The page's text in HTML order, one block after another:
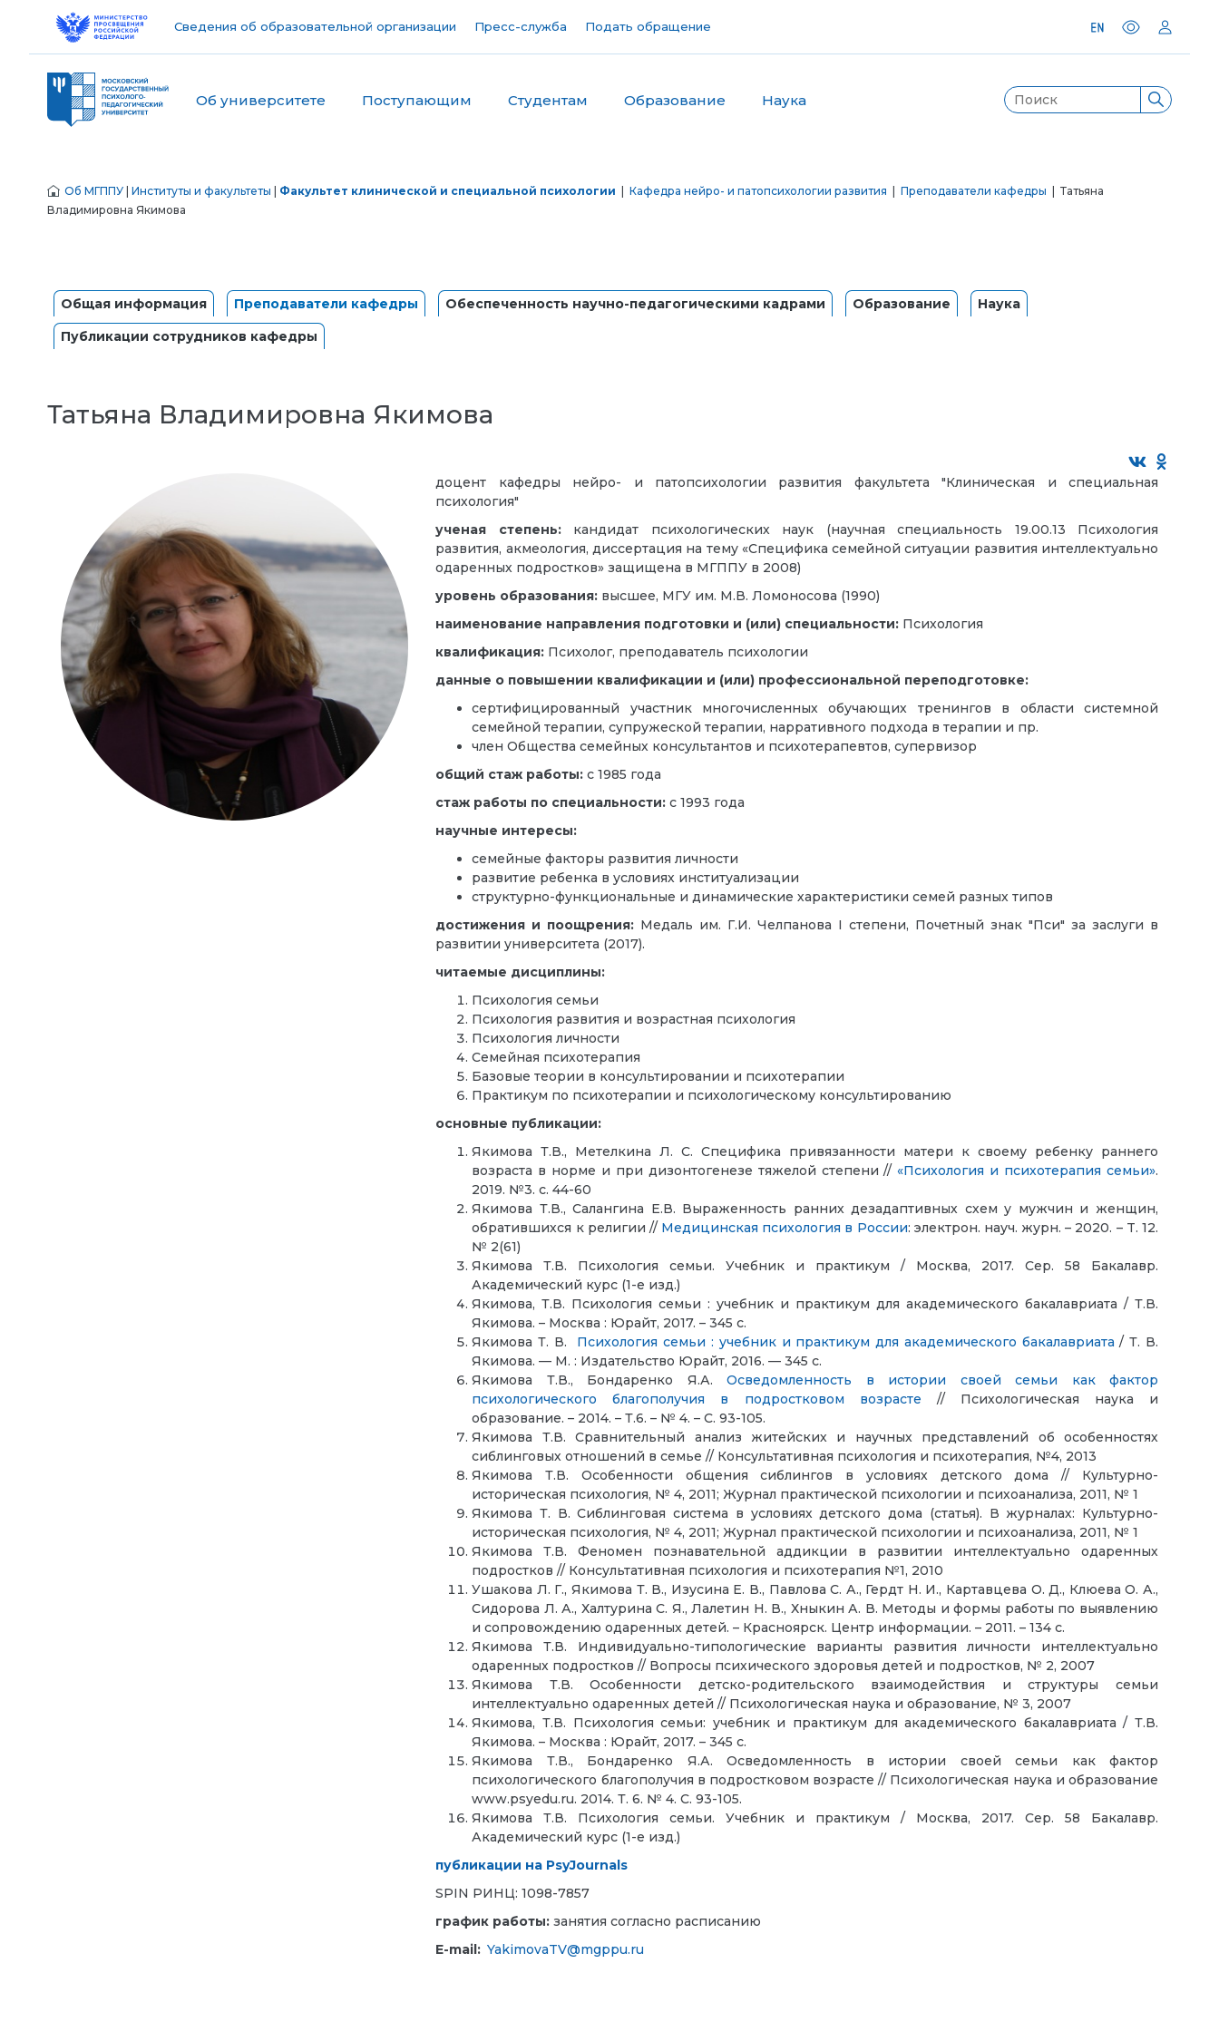
Сведения об образовательной организации Пресс-служба Подать обращение
Об университете Поступающим Студентам Образование Наука
Об МГППУ Институты и факультеты Факультет клинической и специальной психологии Кафедра нейро- и патопсихологии развития Преподаватели кафедры | Татьяна
Владимировна Якимова
Общая информация Преподаватели кафедры Обеспеченность научно-педагогическими кадрами Образование
Наука
Публикации сотрудников кафедры
Татьяна Владимировна Якимова
доцент кафедры нейро- и патопсихологии развития факультета "Клиническая и специальная
психология"
ученая степень:кандидат психологических наук (научная специальность 19.00.13 Психология
развития, акмеология, диссертация на тему «Специфика семейной ситуации развития интеллектуально
одаренных подростков» защищена в МГППУ в 2008)
уровень образования: высшее, МГУ им. М.В. Ломоносова (1990)
наименование направления подготовки и (или) специальности: Психология
квалификация: Психолог, преподаватель психологии
данные о повышении квалификации и (или) профессиональной переподготовке:
сертифицированный участник многочисленных обучающих тренингов в области системной
семейной терапии, супружеской терапии, нарративного подхода в терапии и пр.
член Общества семейных консультантов и психотерапевтов, супервизор
общий стаж работы: с 1985 года
стаж работы по специальности: с 1993 года
научные интересы:
семейные факторы развития личности
развитие ребенка в условиях институализации
структурно-функциональные и динамические характеристики семей разных типов
достижения и поощрения: Медаль им. Г.И. Челпанова I степени, Почетный знак "Пси" за заслуги в
развитии университета (2017).
читаемые дисциплины:
Психология семьи
Психология развития и возрастная психология
Психология личности
Семейная психотерапия
Базовые теории в консультировании и психотерапии
Практикум по психотерапии и психологическому консультированию
основные публикации:
Якимова Т.В., Метелкина Л. С. Специфика привязанности матери к своему ребенку раннего
возраста в норме и при дизонтогенезе тяжелой степени //«Психология и психотерапия семьи».
2019. №3. с. 44-60
Якимова Т.В., Салангина Е.В. Выраженность ранних дезадаптивных схем у мужчин и женщин,
обратившихся к религии // Медицинская психология в России: электрон. науч. журн. – 2020. – T. 12.
№ 2(61)
Якимова Т.В. Психология семьи. Учебник и практикум / Москва, 2017. Сер. 58 Бакалавр.
Академический курс (1-е изд.)
Якимова, Т.В. Психология семьи : учебник и практикум для академического бакалавриата / Т.В.
Якимова. – Москва : Юрайт, 2017. – 345 с.
Якимова Т. В. Психология семьи : учебник и практикум для академического бакалавриата / Т. В.
Якимова. — М. : Издательство Юрайт, 2016. — 345 с.
Якимова Т.В., Бондаренко Я.А.Осведомленность в истории своей семьи как фактор
психологического благополучия в подростковом возрасте // Психологическая наука и
образование. – 2014. – Т.6. – № 4. – С. 93-105.
Якимова Т.В. Сравнительный анализ житейских и научных представлений об особенностях
сиблинговых отношений в семье // Консультативная психология и психотерапия, №4, 2013
Якимова Т.В. Особенности общения сиблингов в условиях детского дома // Культурно-
историческая психология, № 4, 2011; Журнал практической психологии и психоанализа, 2011, № 1
Якимова Т. В. Сиблинговая система в условиях детского дома (статья). В журналах: Культурно-
историческая психология, № 4, 2011; Журнал практической психологии и психоанализа, 2011, № 1
Якимова Т.В. Феномен познавательной аддикции в развитии интеллектуально одаренных
подростков // Консультативная психология и психотерапия №1, 2010
Ушакова Л. Г., Якимова Т. В., Изусина Е. В., Павлова С. А., Гердт Н. И., Картавцева О. Д., Клюева О. А.,
Сидорова Л. А., Халтурина С. Я., Лалетин Н. В., Хныкин А. В. Методы и формы работы по выявлению
и сопровождению одаренных детей. – Красноярск. Центр информации. – 2011. – 134 с.
Якимова Т.В. Индивидуально-типологические варианты развития личности интеллектуально
одаренных подростков // Вопросы психического здоровья детей и подростков, № 2, 2007
Якимова Т.В. Особенности детско-родительского взаимодействия и структуры семьи
интеллектуально одаренных детей // Психологическая наука и образование, № 3, 2007
Якимова, Т.В. Психология семьи: учебник и практикум для академического бакалавриата / Т.В.
Якимова. – Москва : Юрайт, 2017. – 345 с.
Якимова Т.В., Бондаренко Я.А. Осведомленность в истории своей семьи как фактор
психологического благополучия в подростковом возрасте // Психологическая наука и образование
www.psyedu.ru. 2014. Т. 6. № 4. С. 93-105.
Якимова Т.В. Психология семьи. Учебник и практикум / Москва, 2017. Сер. 58 Бакалавр.
Академический курс (1-е изд.)
публикации на PsyJournals
SPIN РИНЦ: 1098-7857
график работы: занятия согласно расписанию
E-mail:YakimovaTV@mgppu.ru